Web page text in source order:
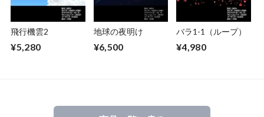
飛行機雲2
¥5,280
地球の夜明け
¥6,500
バラ1-1（ループ）
¥4,980